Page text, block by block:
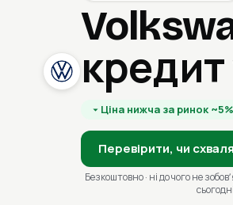
кредит
Ціна нижча за ринок ~5%
Перевірити, чи
Безкоштовно · ні до чого не
сьогодні